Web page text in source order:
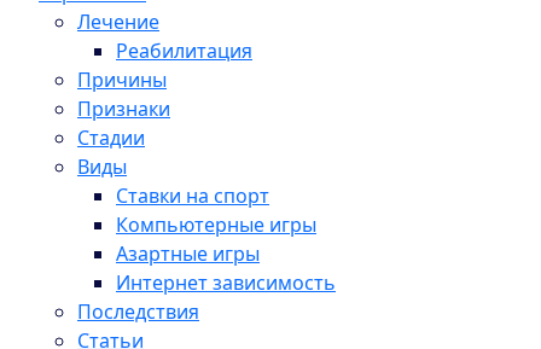
Лечение
Реабилитация
Причины
Признаки
Стадии
Виды
Ставки на спорт
Компьютерные игры
Азартные игры
Интернет зависимость
Последствия
Статьи